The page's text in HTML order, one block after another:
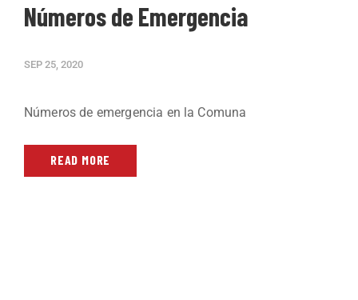
Números de Emergencia
SEP 25, 2020
Números de emergencia en la Comuna
READ MORE